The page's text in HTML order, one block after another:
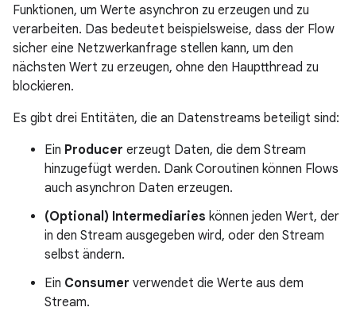
Funktionen, um Werte asynchron zu erzeugen und zu
verarbeiten. Das bedeutet beispielsweise, dass der Flow
sicher eine Netzwerkanfrage stellen kann, um den
nächsten Wert zu erzeugen, ohne den Hauptthread zu
blockieren.
Es gibt drei Entitäten, die an Datenstreams beteiligt sind:
Ein Producer erzeugt Daten, die dem Stream
hinzugefügt werden. Dank Coroutinen können Flows
auch asynchron Daten erzeugen.
(Optional) Intermediaries können jeden Wert, der
in den Stream ausgegeben wird, oder den Stream
selbst ändern.
Ein Consumer verwendet die Werte aus dem
Stream.